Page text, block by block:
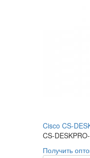
Cisco CS-
CS-
Получить